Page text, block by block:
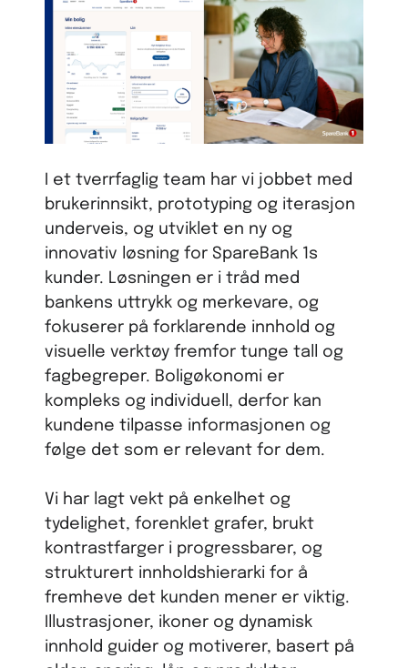
I et tverrfaglig team har vi jobbet med
brukerinnsikt, prototyping og iterasjon
underveis, og utviklet en ny og
innovativ løsning for SpareBank 1s
kunder. Løsningen er i tråd med
bankens uttrykk og merkevare, og
fokuserer på forklarende innhold og
visuelle verktøy fremfor tunge tall og
fagbegreper. Boligøkonomi er
kompleks og individuell, derfor kan
kundene tilpasse informasjonen og
følge det som er relevant for dem.
Vi har lagt vekt på enkelhet og
tydelighet, forenklet grafer, brukt
kontrastfarger i progressbarer, og
strukturert innholdshierarki for å
fremheve det kunden mener er viktig.
Illustrasjoner, ikoner og dynamisk
innhold guider og motiverer, basert på